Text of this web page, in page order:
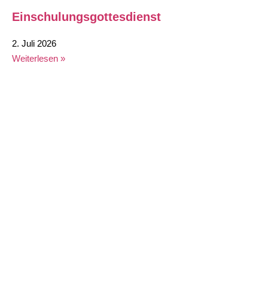
Einschulungsgottesdienst
2. Juli 2026
Weiterlesen »